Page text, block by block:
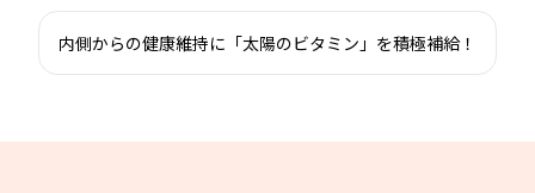
内側からの健康維持に「太陽のビタミン」を積極補給！